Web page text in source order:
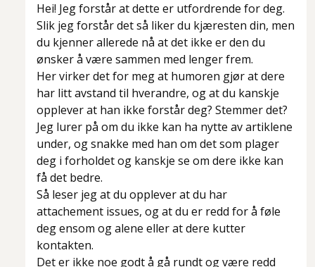
Hei! Jeg forstår at dette er utfordrende for deg.
Slik jeg forstår det så liker du kjæresten din, men
du kjenner allerede nå at det ikke er den du
ønsker å være sammen med lenger frem.
Her virker det for meg at humoren gjør at dere
har litt avstand til hverandre, og at du kanskje
opplever at han ikke forstår deg? Stemmer det?
Jeg lurer på om du ikke kan ha nytte av artiklene
under, og snakke med han om det som plager
deg i forholdet og kanskje se om dere ikke kan
få det bedre.
Så leser jeg at du opplever at du har
attachement issues, og at du er redd for å føle
deg ensom og alene eller at dere kutter
kontakten.
Det er ikke noe godt å gå rundt og være redd